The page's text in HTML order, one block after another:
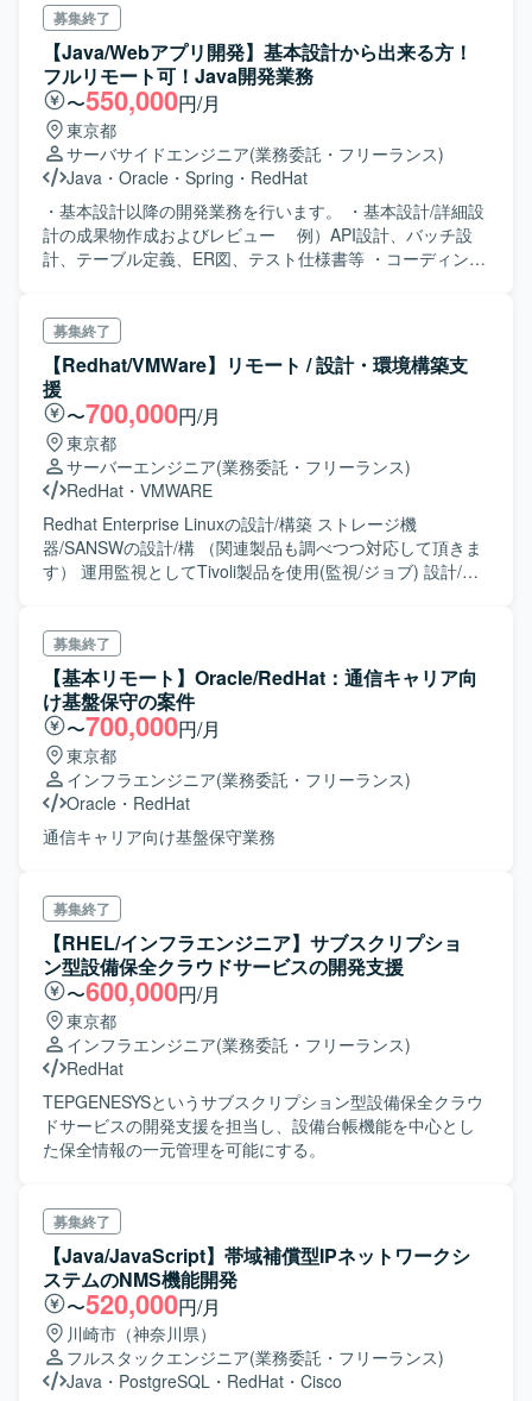
る可能性あり） ※オンサイト（出社）して
の業務となります。
募集終了
【Java/Webアプリ開発】基本設計から出来る方！
フルリモート可！Java開発業務
〜550,000円/月
東京都
サーバサイドエンジニア(業務委託・フリーランス)
Java ・ Oracle ・ Spring ・ RedHat
・基本設計以降の開発業務を行います。 ・基本設計/詳細設
計の成果物作成およびレビュー 例）API設計、バッチ設
計、テーブル定義、ER図、テスト仕様書等 ・コーディング
募集終了
【Redhat/VMWare】リモート / 設計・環境構築支
援
〜700,000円/月
東京都
サーバーエンジニア(業務委託・フリーランス)
RedHat ・ VMWARE
Redhat Enterprise Linuxの設計/構築 ストレージ機
器/SANSWの設計/構 （関連製品も調べつつ対応して頂きま
す） 運用監視としてTivoli製品を使用(監視/ジョブ) 設計/導
募集終了
【基本リモート】Oracle/RedHat：通信キャリア向
け基盤保守の案件
〜700,000円/月
東京都
インフラエンジニア(業務委託・フリーランス)
Oracle ・ RedHat
通信キャリア向け基盤保守業務
募集終了
【RHEL/インフラエンジニア】サブスクリプショ
ン型設備保全クラウドサービスの開発支援
〜600,000円/月
東京都
インフラエンジニア(業務委託・フリーランス)
RedHat
TEPGENESYSというサブスクリプション型設備保全クラウ
ドサービスの開発支援を担当し、設備台帳機能を中心とし
た保全情報の一元管理を可能にする。
募集終了
【Java/JavaScript】帯域補償型IPネットワークシ
ステムのNMS機能開発
〜520,000円/月
川崎市（神奈川県）
フルスタックエンジニア(業務委託・フリーランス)
Java ・ PostgreSQL ・ RedHat ・ Cisco